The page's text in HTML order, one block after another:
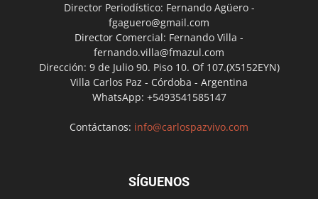
Director Periodístico: Fernando Agüero -
fgaguero@gmail.com
Director Comercial: Fernando Villa -
fernando.villa@fmazul.com
Dirección: 9 de Julio 90. Piso 10. Of 107.(X5152EYN)
Villa Carlos Paz - Córdoba - Argentina
WhatsApp: +5493541585147
Contáctanos: info@carlospazvivo.com
SÍGUENOS